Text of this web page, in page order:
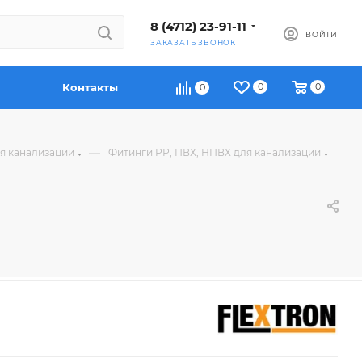
8 (4712) 23-91-11
ЗАКАЗАТЬ ЗВОНОК
ВОЙТИ
0 0 0
Контакты
канализации — Фитинги РР, ПВХ, НПВХ для канализации